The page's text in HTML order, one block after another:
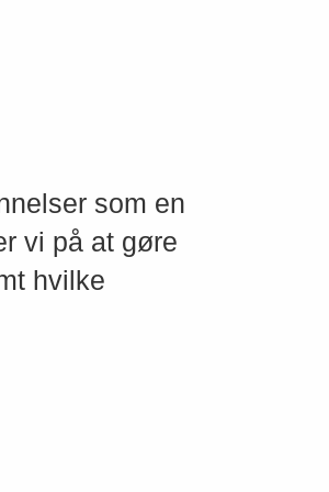
som en
vi på at gøre
hvilke